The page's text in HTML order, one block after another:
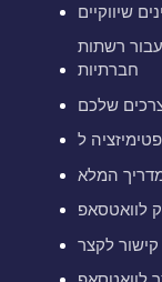
עבור רשתות
חברתיות
המלא
לוואטסאפ
קישור לקצר